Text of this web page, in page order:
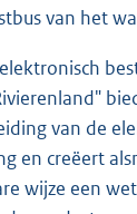
van het
van de
en creëert
wijze een